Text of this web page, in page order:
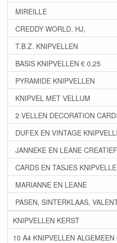
MIREILLE
CREDDY WORLD, HJ,
T.B.Z. KNIPVELLEN
BASIS KNIPVELLEN € 0,25
PYRAMIDE KNIPVELLEN
KNIPVEL MET VELLUM
2 VELLEN DECORATION
DUFEX EN VINTAGE
JANNEKE EN LEANE
CARDS EN TASJES
MARIANNE EN LEANE
PASEN, SINTERKLAAS,
KNIPVELLEN KERST
10 A4 KNIPVELLEN ALGEMEEN